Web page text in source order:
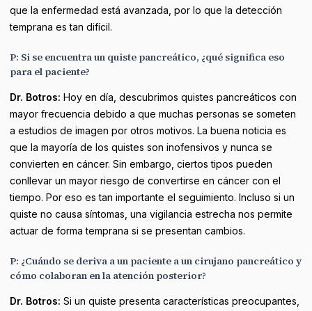
que la enfermedad está avanzada, por lo que la detección
temprana es tan difícil.
P: Si se encuentra un quiste pancreático, ¿qué significa eso
para el paciente?
Dr. Botros: Hoy en día, descubrimos quistes pancreáticos con
mayor frecuencia debido a que muchas personas se someten
a estudios de imagen por otros motivos. La buena noticia es
que la mayoría de los quistes son inofensivos y nunca se
convierten en cáncer. Sin embargo, ciertos tipos pueden
conllevar un mayor riesgo de convertirse en cáncer con el
tiempo. Por eso es tan importante el seguimiento. Incluso si un
quiste no causa síntomas, una vigilancia estrecha nos permite
actuar de forma temprana si se presentan cambios.
P: ¿Cuándo se deriva a un paciente a un cirujano pancreático y
cómo colaboran en la atención posterior?
Dr. Botros: Si un quiste presenta características preocupantes,